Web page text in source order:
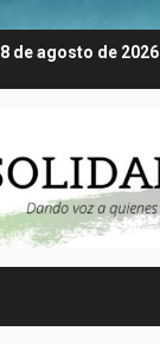
8 de agosto de 2026